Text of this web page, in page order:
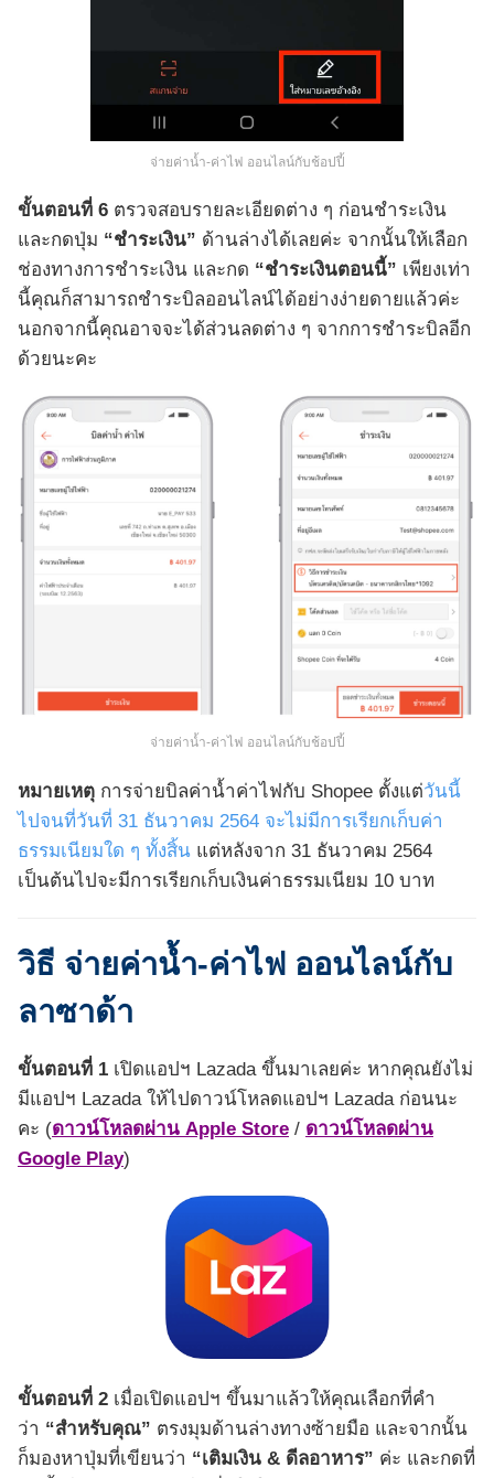
จ่ายค่าน้ำ-ค่าไฟ ออนไลน์กับช้อปปี้
ขั้นตอนที่ 6 ตรวจสอบรายละเอียดต่าง ๆ ก่อนชำระเงิน
และกดปุ่ม “ชำระเงิน” ด้านล่างได้เลยค่ะ จากนั้นให้เลือก
ช่องทางการชำระเงิน และกด “ชำระเงินตอนนี้” เพียงเท่า
นี้คุณก็สามารถชำระบิลออนไลน์ได้อย่างง่ายดายแล้วค่ะ
นอกจากนี้คุณอาจจะได้ส่วนลดต่าง ๆ จากการชำระบิลอีก
ด้วยนะคะ
จ่ายค่าน้ำ-ค่าไฟ ออนไลน์กับช้อปปี้
หมายเหตุ การจ่ายบิลค่าน้ำค่าไฟกับ Shopee ตั้งแต่วันนี้
ไปจนที่วันที่ 31 ธันวาคม 2564 จะไม่มีการเรียกเก็บค่า
ธรรมเนียมใด ๆ ทั้งสิ้น แต่หลังจาก 31 ธันวาคม 2564
เป็นต้นไปจะมีการเรียกเก็บเงินค่าธรรมเนียม 10 บาท
วิธี จ่ายค่าน้ำ-ค่าไฟ ออนไลน์กับ
ลาซาด้า
ขั้นตอนที่ 1 เปิดแอปฯ Lazada ขึ้นมาเลยค่ะ หากคุณยังไม่
มีแอปฯ Lazada ให้ไปดาวน์โหลดแอปฯ Lazada ก่อนนะ
คะ (ดาวน์โหลดผ่าน Apple Store / ดาวน์โหลดผ่าน
Google Play)
ขั้นตอนที่ 2 เมื่อเปิดแอปฯ ขึ้นมาแล้วให้คุณเลือกที่คำ
ว่า “สำหรับคุณ” ตรงมุมด้านล่างทางซ้ายมือ และจากนั้น
ก็มองหาปุ่มที่เขียนว่า “เติมเงิน & ดีลอาหาร” ค่ะ และกดที่